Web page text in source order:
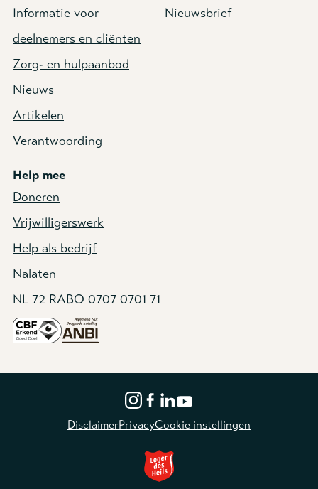
Informatie voor
deelnemers en cliënten
Zorg- en hulpaanbod
Nieuws
Artikelen
Verantwoording
Nieuwsbrief
Help mee
Doneren
Vrijwilligerswerk
Help als bedrijf
Nalaten
NL 72 RABO 0707 0701 71
DisclaimerPrivacyCookie instellingen